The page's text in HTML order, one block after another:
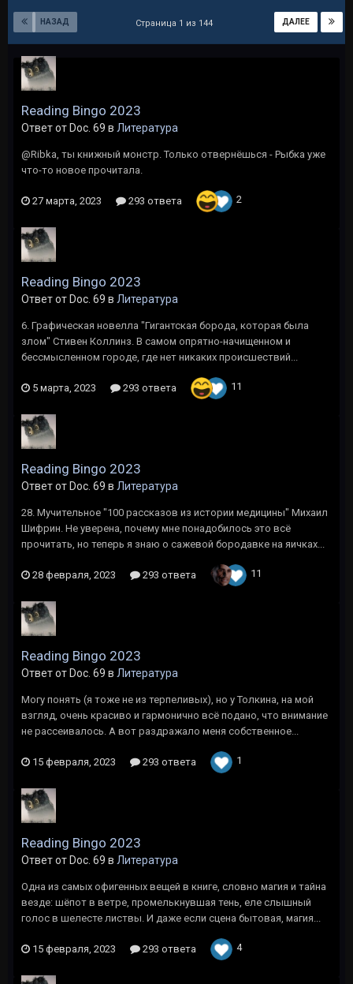
НАЗАД ДАЛЕЕ
Страница 1 из 144
Reading Bingo 2023
Ответ от Doc. 69 в Литература
@Ribka, ты книжный монстр. Только отвернёшься - Рыбка уже
что-то новое прочитала.
27 марта, 2023 293 ответа 2
Reading Bingo 2023
Ответ от Doc. 69 в Литература
6. Графическая новелла "Гигантская борода, которая была
злом" Стивен Коллинз. В самом опрятно-начищенном и
бессмысленном городе, где нет никаких происшествий...
5 марта, 2023 293 ответа 11
Reading Bingo 2023
Ответ от Doc. 69 в Литература
28. Мучительное "100 рассказов из истории медицины" Михаил
Шифрин. Не уверена, почему мне понадобилось это всё
прочитать, но теперь я знаю о сажевой бородавке на яичках...
28 февраля, 2023 293 ответа 11
Reading Bingo 2023
Ответ от Doc. 69 в Литература
Могу понять (я тоже не из терпеливых), но у Толкина, на мой
взгляд, очень красиво и гармонично всё подано, что внимание
не рассеивалось. А вот раздражало меня собственное...
15 февраля, 2023 293 ответа 1
Reading Bingo 2023
Ответ от Doc. 69 в Литература
Одна из самых офигенных вещей в книге, словно магия и тайна
везде: шёпот в ветре, промелькнувшая тень, еле слышный
голос в шелесте листвы. И даже если сцена бытовая, магия...
15 февраля, 2023 293 ответа 4